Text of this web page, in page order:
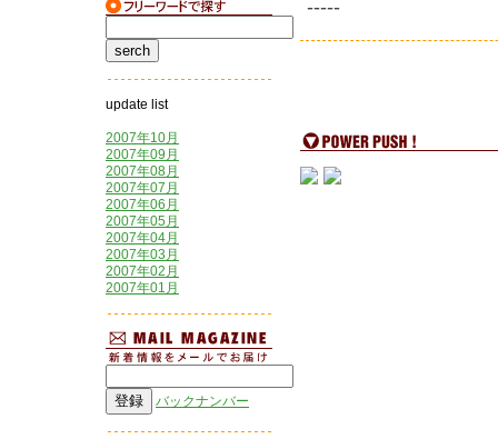
-----
update list
2007年10月
2007年09月
2007年08月
2007年07月
2007年06月
2007年05月
2007年04月
2007年03月
2007年02月
2007年01月
バックナンバー